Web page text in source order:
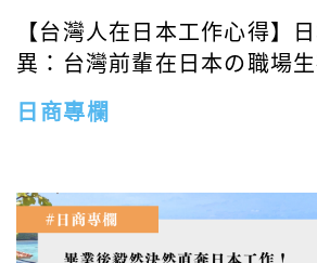
【台灣人在日本工作心得】
異：台灣前輩在日本の職場
日商專欄